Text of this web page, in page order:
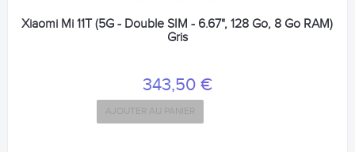
Xiaomi Mi 11T (5G - Double SIM - 6.67", 128 Go, 8 Go RAM)
Gris
343,50 €
AJOUTER AU PANIER